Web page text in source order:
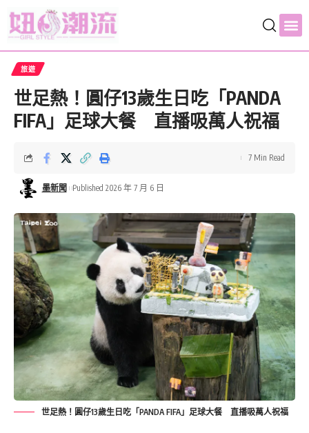
旅遊
世足熱！圓仔13歲生日吃「PANDA
FIFA」足球大餐 直播吸萬人祝福
墨新聞 Published 2026 年 7 月 6 日
7 Min Read
世足熱！圓仔13歲生日吃「PANDA FIFA」足球大餐 直播吸萬人祝福